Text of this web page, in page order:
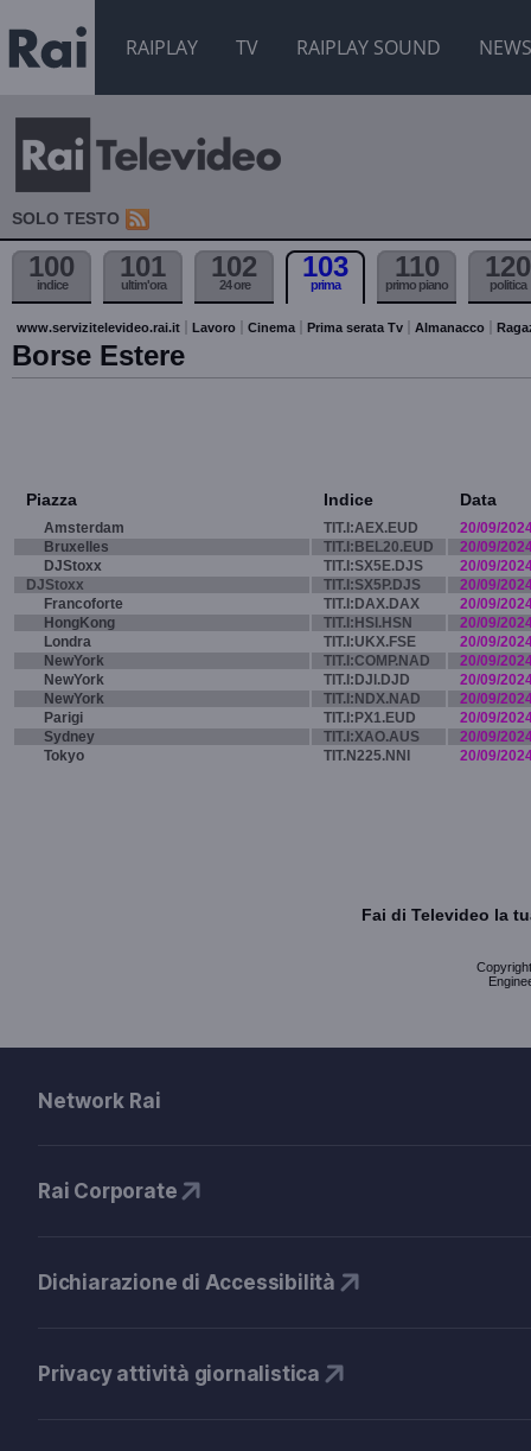
RAIPLAY TV RAIPLAY SOUND NEWS
SOLO TESTO
100
indice
101
ultim'ora
102
24 ore
103
prima
110
primo piano
120
politica
www.servizitelevideo.rai.it Lavoro Cinema Prima serata Tv Almanacco
Borse Estere
Piazza Indice Data
Amsterdam TIT.I:AEX.EUD
20/09/
Bruxelles
TIT.I:BEL20.EUD
20/09/
DJStoxx
TIT.I:SX5E.DJS
20/09/
DJStoxx
TIT.I:SX5P.DJS
20/09/
Francoforte
TIT.I:DAX.DAX
20/09/
HongKong
TIT.I:HSI.HSN
20/09/
Londra
TIT.I:UKX.FSE
20/09/
NewYork
TIT.I:COMP.NAD
20/09/
NewYork
TIT.I:DJI.DJD
20/09/
NewYork
TIT.I:NDX.NAD
20/09/
Parigi
TIT.I:PX1.EUD
20/09/
Sydney
TIT.I:XAO.AUS
20/09/
Tokyo
TIT.N225.NNI 20/09/
Fai di Televideo la